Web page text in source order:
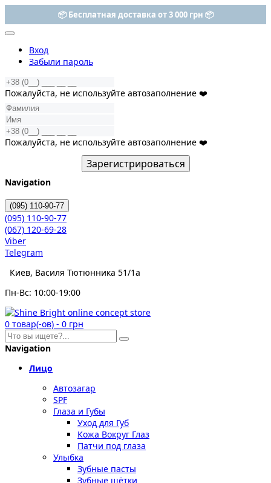
-25% на все наборы ELEMIS
Вход
Забыли пароль
Пожалуйста, не используйте автозаполнение ❤️
Пожалуйста, не используйте автозаполнение ❤️
Зарегистрироваться
Navigation
(095) 110-90-77
(095) 110-90-77
(067) 120-69-28
Viber
Telegram
Киев, Василя Тютюнника 51/1а
Пн-Вс: 10:00-19:00
0 товар(-ов) - 0 грн
Navigation
Лицо
Автозагар
SPF
Глаза и Губы
Уход для Губ
Кожа Вокруг Глаз
Патчи под глаза
Улыбка
Зубные пасты
Зубные щётки